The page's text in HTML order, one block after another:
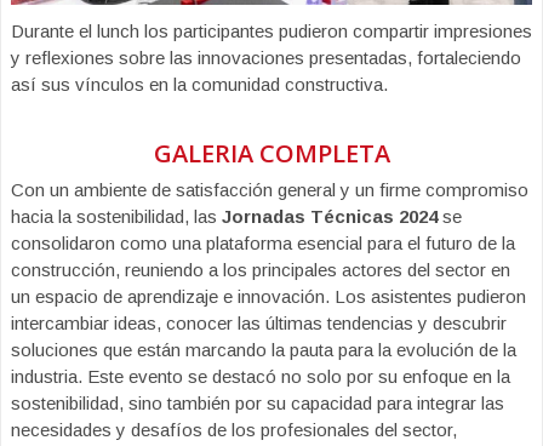
Durante el lunch los participantes pudieron compartir impresiones
y reflexiones sobre las innovaciones presentadas, fortaleciendo
así sus vínculos en la comunidad constructiva.
GALERIA COMPLETA
Con un ambiente de satisfacción general y un firme compromiso
hacia la sostenibilidad, las Jornadas Técnicas 2024se
consolidaron como una plataforma esencial para el futuro de la
construcción, reuniendo a los principales actores del sector en
un espacio de aprendizaje e innovación. Los asistentes pudieron
intercambiar ideas, conocer las últimas tendencias y descubrir
soluciones que están marcando la pauta para la evolución de la
industria. Este evento se destacó no solo por su enfoque en la
sostenibilidad, sino también por su capacidad para integrar las
necesidades y desafíos de los profesionales del sector,